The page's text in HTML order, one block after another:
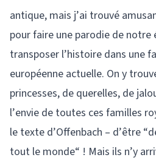
antique, mais j’ai trouvé
pour faire une parodie de notre
transposer l’histoire dans une
européenne actuelle. On y
princesses, de querelles, de
l’envie de toutes ces familles
le texte d’Offenbach – d’être
tout le monde“ ! Mais ils n’y